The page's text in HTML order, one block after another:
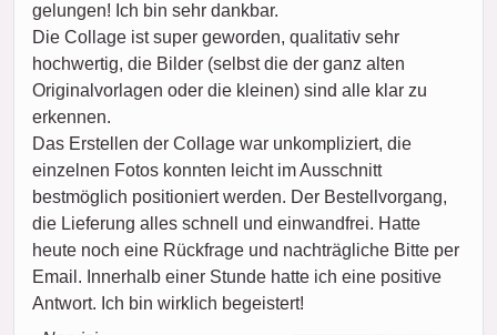
gelungen! Ich bin sehr dankbar.
Die Collage ist super geworden, qualitativ sehr
hochwertig, die Bilder (selbst die der ganz alten
Originalvorlagen oder die kleinen) sind alle klar zu
erkennen.
Das Erstellen der Collage war unkompliziert, die
einzelnen Fotos konnten leicht im Ausschnitt
bestmöglich positioniert werden. Der Bestellvorgang,
die Lieferung alles schnell und einwandfrei. Hatte
heute noch eine Rückfrage und nachträgliche Bitte per
Email. Innerhalb einer Stunde hatte ich eine positive
Antwort. Ich bin wirklich begeistert!